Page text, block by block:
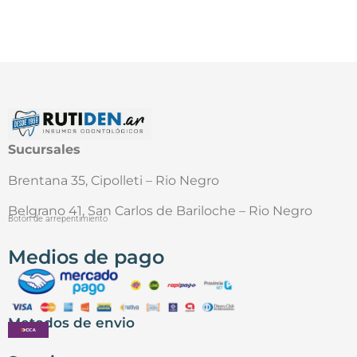
Sucursales
Brentana 35, Cipolleti – Rio Negro
Belgrano 41, San Carlos de Bariloche – Rio Negro
Botón de arrepentimiento
Medios de pago
Metodos de envio